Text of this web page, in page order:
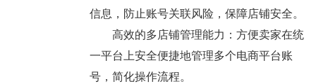
信息，防止账号关联风险，保障店铺安全。
高效的多店铺管理能力：方便卖家在统
一平台上安全便捷地管理多个电商平台账
号，简化操作流程。